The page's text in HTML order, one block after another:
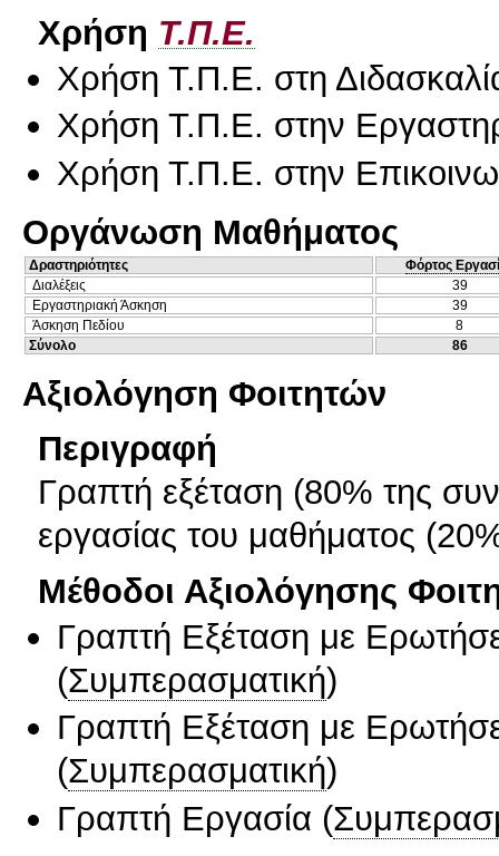
Χρήση Τ.Π.Ε.
Χρήση Τ.Π.Ε. στη
Χρήση Τ.Π.Ε. στην
Χρήση Τ.Π.Ε. στην
Οργάνωση Μαθήματος
Δραστηριότητες
Φόρτος
Διαλέξεις
39
Εργαστηριακή Άσκηση
39
Άσκηση Πεδίου
8
Σύνολο
86
Αξιολόγηση Φοιτητών
Περιγραφή
Γραπτή εξέταση (80% της
εργασίας του μαθήματος
Μέθοδοι Αξιολόγησης
Γραπτή Εξέταση με
(Συμπερασματική)
Γραπτή Εξέταση με
(Συμπερασματική)
Γραπτή Εργασία (